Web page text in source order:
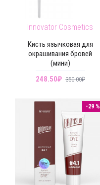
Innovator Cosmetics
Кисть язычковая для
окрашивания бровей
(мини)
248.50₽ 350.00₽
-29 %